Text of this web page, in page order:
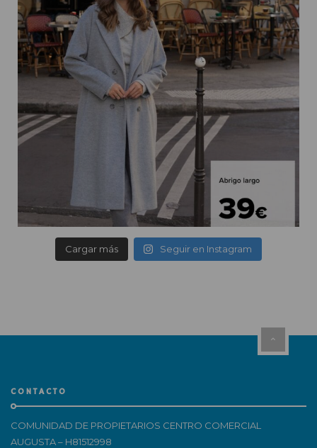
Cargar más Seguir en Instagram
CONTACTO
COMUNIDAD DE PROPIETARIOS CENTRO COMERCIAL
AUGUSTA – H81512998